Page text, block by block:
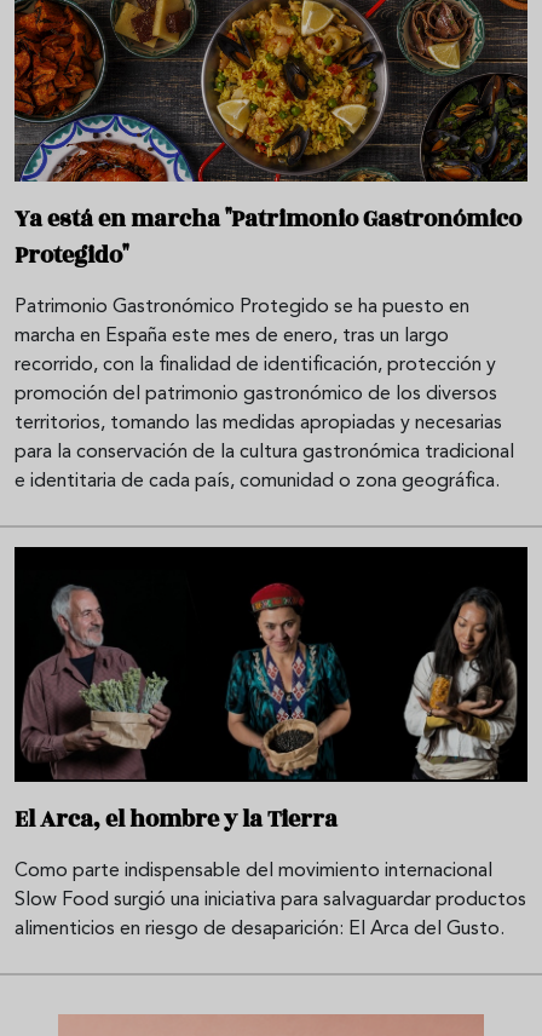
Ya está en marcha "Patrimonio Gastronómico
Protegido"
Patrimonio Gastronómico Protegido se ha puesto en
marcha en España este mes de enero, tras un largo
recorrido, con la finalidad de identificación, protección y
promoción del patrimonio gastronómico de los diversos
territorios, tomando las medidas apropiadas y necesarias
para la conservación de la cultura gastronómica tradicional
e identitaria de cada país, comunidad o zona geográfica.
El Arca, el hombre y la Tierra
Como parte indispensable del movimiento internacional
Slow Food surgió una iniciativa para salvaguardar productos
alimenticios en riesgo de desaparición: El Arca del Gusto.